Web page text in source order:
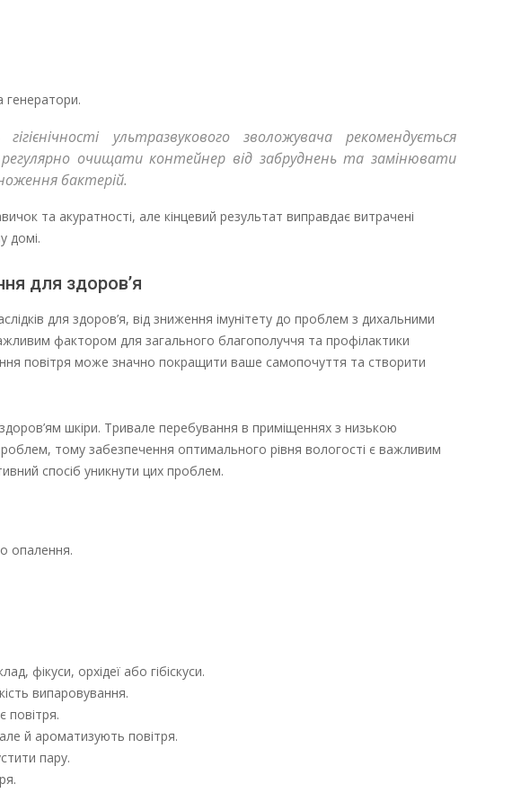
генератори.
ультразвукового зволожувача рекомендується
очищати контейнер від забруднень та замінювати
бактерій.
та акуратності, але кінцевий результат виправдає витрачені
домі.
для здоров’я
для здоров’я, від зниження імунітету до проблем з дихальними
фактором для загального благополуччя та профілактики
повітря може значно покращити ваше самопочуття та створити
шкіри. Тривале перебування в приміщеннях з низькою
тому забезпечення оптимального рівня вологості є важливим
спосіб уникнути цих проблем.
опалення.
фікуси, орхідеї або гібіскуси.
випаровування.
повітря.
й ароматизують повітря.
пару.